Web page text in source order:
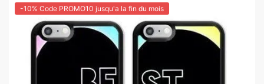
-10% Code PROMO10 jusqu'a la fin du mois